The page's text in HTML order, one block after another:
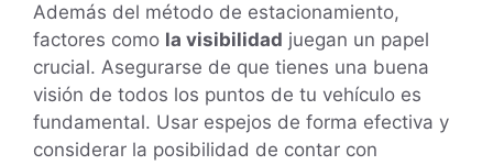
Además del método de estacionamiento,
factores como la visibilidad juegan un papel
crucial. Asegurarse de que tienes una buena
visión de todos los puntos de tu vehículo es
fundamental. Usar espejos de forma efectiva y
considerar la posibilidad de contar con